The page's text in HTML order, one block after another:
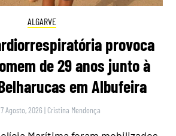
ALGARVE
provoca
de 29 anos junto à
em Albufeira
Agosto, 2026 | Cristina Mendonça